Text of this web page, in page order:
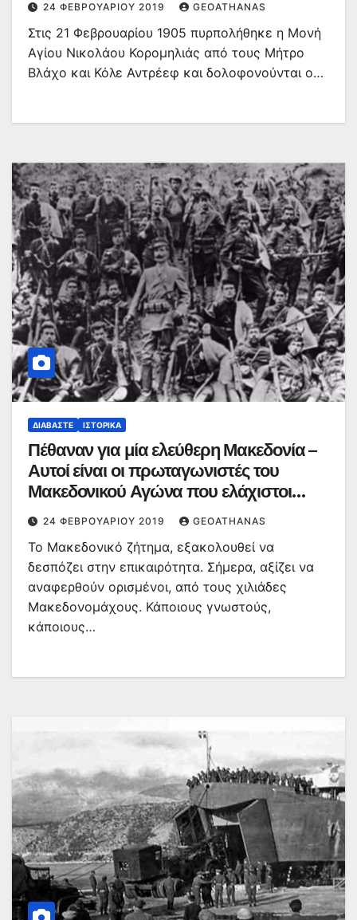
24 ΦΕΒΡΟΥΑΡΊΟΥ 2019 GEOATHANAS
Στις 21 Φεβρουαρίου 1905 πυρπολήθηκε η Μονή
Αγίου Νικολάου Κορομηλιάς από τους Μήτρο
Βλάχο και Κόλε Αντρέεφ και δολοφονούνται ο…
ΔΙΑΒΆΣΤΕ ΙΣΤΟΡΙΚΆ
Πέθαναν για μία ελεύθερη Μακεδονία –
Αυτοί είναι οι πρωταγωνιστές του
Μακεδονικού Αγώνα που ελάχιστοι
γνωρίζουν
24 ΦΕΒΡΟΥΑΡΊΟΥ 2019 GEOATHANAS
Το Μακεδονικό ζήτημα, εξακολουθεί να
δεσπόζει στην επικαιρότητα. Σήμερα, αξίζει να
αναφερθούν ορισμένοι, από τους χιλιάδες
Μακεδονομάχους. Κάποιους γνωστούς,
κάποιους…